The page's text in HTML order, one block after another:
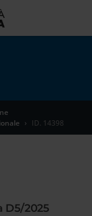
ID. 14398
D5/2025